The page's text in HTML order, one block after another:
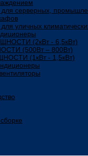
серверных,
уличных
(2кВт - 6,5кВт)
(500Вт – 800Вт)
(1кВт - 1,5кВт)